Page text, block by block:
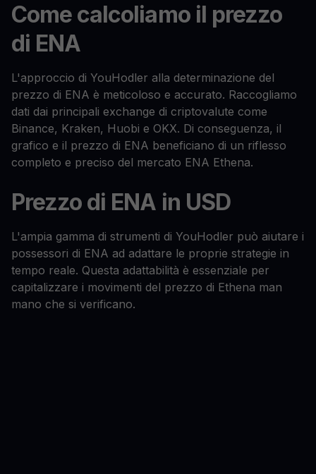
Come calcoliamo il prezzo
di ENA
L'approccio di YouHodler alla determinazione del
prezzo di ENA è meticoloso e accurato. Raccogliamo
dati dai principali exchange di criptovalute come
Binance, Kraken, Huobi e OKX. Di conseguenza, il
grafico e il prezzo di ENA beneficiano di un riflesso
completo e preciso del mercato ENA Ethena.
Prezzo di ENA in USD
L'ampia gamma di strumenti di YouHodler può aiutare i
possessori di ENA ad adattare le proprie strategie in
tempo reale. Questa adattabilità è essenziale per
capitalizzare i movimenti del prezzo di Ethena man
mano che si verificano.